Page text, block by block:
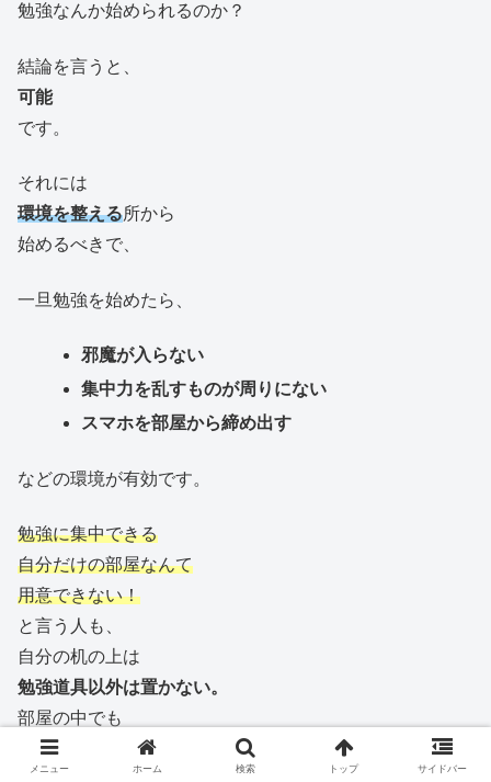
勉強なんか始められるのか？
結論を言うと、
可能
です。
それには
環境を整える所から
始めるべきで、
一旦勉強を始めたら、
邪魔が入らない
集中力を乱すものが周りにない
スマホを部屋から締め出す
などの環境が有効です。
勉強に集中できる
自分だけの部屋なんて
用意できない！
と言う人も、
自分の机の上は
勉強道具以外は置かない。
部屋の中でも
『このスペースでは勉強しかしない』
メニュー ホーム 検索 トップ サイドバー